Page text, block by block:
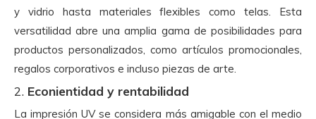
y vidrio hasta materiales flexibles como telas. Esta
versatilidad abre una amplia gama de posibilidades para
productos personalizados, como artículos promocionales,
regalos corporativos e incluso piezas de arte.
2. Econientidad y rentabilidad
La impresión UV se considera más amigable con el medio